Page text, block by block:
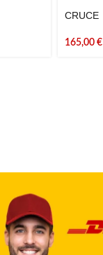
CRUCE
165,00 €